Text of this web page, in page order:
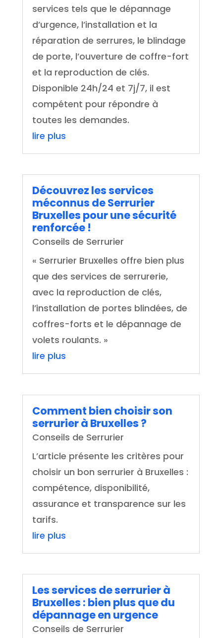
services tels que le dépannage
d’urgence, l’installation et la
réparation de serrures, le blindage
de porte, l’ouverture de coffre-fort
et la reproduction de clés.
Disponible 24h/24 et 7j/7, il est
compétent pour répondre à
toutes les demandes.
lire plus
Découvrez les services
méconnus de Serrurier
Bruxelles pour une sécurité
renforcée !
Conseils de Serrurier
« Serrurier Bruxelles offre bien plus
que des services de serrurerie,
avec la reproduction de clés,
l’installation de portes blindées, de
coffres-forts et le dépannage de
volets roulants. »
lire plus
Comment bien choisir son
serrurier à Bruxelles ?
Conseils de Serrurier
L’article présente les critères pour
choisir un bon serrurier à Bruxelles :
compétence, disponibilité,
assurance et transparence sur les
tarifs.
lire plus
Les services de serrurier à
Bruxelles : bien plus que du
dépannage en urgence
Conseils de Serrurier